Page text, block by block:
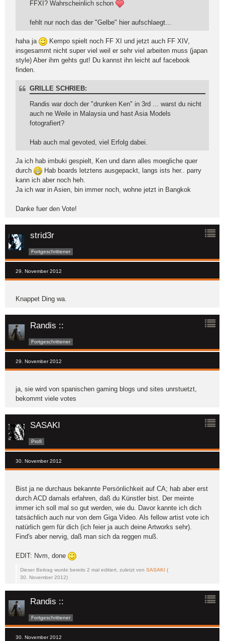
FFXI? Wahrscheinlich schon
fehlt nur noch das der "Gelbe" hier aufschlaegt...
haha ja
Kempo spielt noch FF XI und jetzt auch FF XIV,
insgesammt nicht super viel weil er sehr viel arbeiten muss (japan
style) Aber ihm gehts gut! Du kannst ihn leicht auf facebook
finden.
GRILLE SCHRIEB:
Randis war doch der "drunken Ken" in 3rd ... warst du nicht
auch ne Weile in Malaysia und hast Asia Models
fotografiert?
Hab auch mal gevoted, viel Erfolg dabei.
Ja ich hab imbuki gespielt, Ken und dann alles moegliche quer
durch
Hab boards letztens ausgepackt, langs ists her.. parry
kann ich aber noch heh.
Ja ich war in Asien, bin immer noch, wohne jetzt in Bangkok
Danke fuer den Vote!
strid3r
Fortgeschrittener
29. November 2012
Knappet Ding wa.
Randis ::
Fortgeschrittener
29. November 2012
ja, sie wird von spanischen gaming blogs und sites unrstuetzt,
bekommt viele votes
SASAKI
Profi
30. November 2012
Bist ja ne durchaus bekannte Persönlichkeit auf CA; hab aber erst
durch ACD damals erfahren, daß du Künstler bist. Der meinte
immer ich soll mal so gut werden, wie du. Davor kannte ich dich
tatsächlich auch nur von dem Giga Video. Als fellow artist vote ich
natürlich gern für dich (ich feier ja auch deine Artworks sehr).
Find's aber nervig, daß man sich da reggen muß.
EDIT: Nvm, done
Dieser Beitrag wurde bereits 2 mal editiert, zuletzt von SASAKI (
30. November 2012)
Randis ::
Fortgeschrittener
30. November 2012